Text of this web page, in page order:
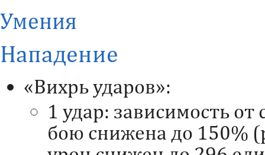
Умения
Нападение
«Вихрь ударов»:
1 удар: зависимость
бою снижена до 150%